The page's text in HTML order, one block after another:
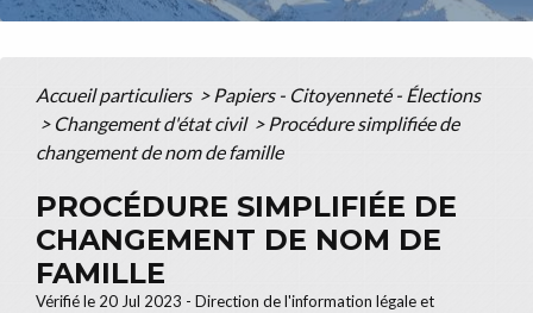
Accueil particuliers > Papiers - Citoyenneté - Élections
> Changement d'état civil > Procédure simplifiée de
changement de nom de famille
PROCÉDURE SIMPLIFIÉE DE
CHANGEMENT DE NOM DE
FAMILLE
Vérifié le 20 Jul 2023 - Direction de l'information légale et